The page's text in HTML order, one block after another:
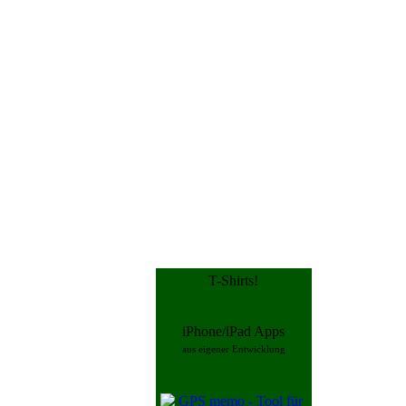
T-Shirts!
iPhone/iPad Apps
aus eigener Entwicklung